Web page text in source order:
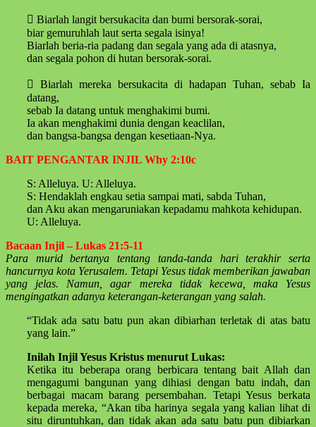
 Biarlah langit bersukacita dan bumi bersorak-sorai,
biar gemuruhlah laut serta segala isinya!
Biarlah beria-ria padang dan segala yang ada di atasnya,
dan segala pohon di hutan bersorak-sorai.
 Biarlah mereka bersukacita di hadapan Tuhan, sebab Ia
datang,
sebab Ia datang untuk menghakimi bumi.
Ia akan menghakimi dunia dengan keaclilan,
dan bangsa-bangsa dengan kesetiaan-Nya.
BAIT PENGANTAR INJIL Why 2:10c
S: Alleluya. U: Alleluya.
S: Hendaklah engkau setia sampai mati, sabda Tuhan,
dan Aku akan mengaruniakan kepadamu mahkota kehidupan.
U: Alleluya.
Bacaan Injil – Lukas 21:5-11
Para murid bertanya tentang tanda-tanda hari terakhir serta
hancurnya kota Yerusalem. Tetapi Yesus tidak memberikan jawaban
yang jelas. Namun, agar mereka tidak kecewa, maka Yesus
mengingatkan adanya keterangan-keterangan yang salah.
“Tidak ada satu batu pun akan dibiarhan terletak di atas batu
yang lain.”
Inilah Injil Yesus Kristus menurut Lukas:
Ketika itu beberapa orang berbicara tentang bait Allah dan
mengagumi bangunan yang dihiasi dengan batu indah, dan
berbagai macam barang persembahan. Tetapi Yesus berkata
kepada mereka, “Akan tiba harinya segala yang kalian lihat di
situ diruntuhkan, dan tidak akan ada satu batu pun dibiarkan